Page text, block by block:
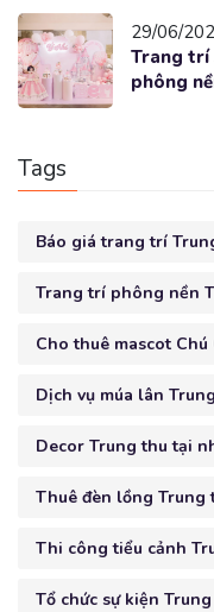
29/06/
Trang trí
phông
Tags
Báo giá trang trí
Trang trí phông nền
Cho thuê mascot
Dịch vụ múa lân
Decor Trung thu tại
Thuê đèn lồng Trung
Thi công tiểu cảnh
Tổ chức sự kiện